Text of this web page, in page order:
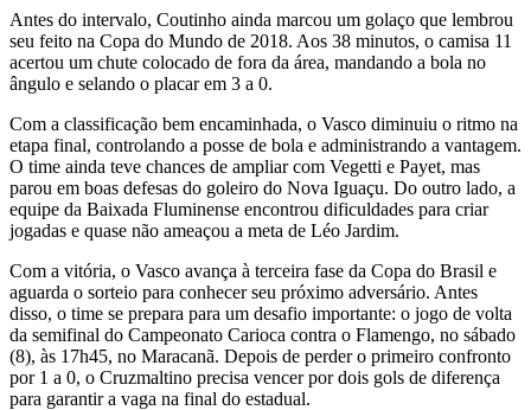
Antes do intervalo, Coutinho ainda marcou um golaço que lembrou
seu feito na Copa do Mundo de 2018. Aos 38 minutos, o camisa 11
acertou um chute colocado de fora da área, mandando a bola no
ângulo e selando o placar em 3 a 0.
Com a classificação bem encaminhada, o Vasco diminuiu o ritmo na
etapa final, controlando a posse de bola e administrando a vantagem.
O time ainda teve chances de ampliar com Vegetti e Payet, mas
parou em boas defesas do goleiro do Nova Iguaçu. Do outro lado, a
equipe da Baixada Fluminense encontrou dificuldades para criar
jogadas e quase não ameaçou a meta de Léo Jardim.
Com a vitória, o Vasco avança à terceira fase da Copa do Brasil e
aguarda o sorteio para conhecer seu próximo adversário. Antes
disso, o time se prepara para um desafio importante: o jogo de volta
da semifinal do Campeonato Carioca contra o Flamengo, no sábado
(8), às 17h45, no Maracanã. Depois de perder o primeiro confronto
por 1 a 0, o Cruzmaltino precisa vencer por dois gols de diferença
para garantir a vaga na final do estadual.